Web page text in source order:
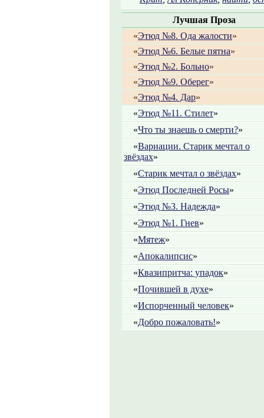
Лучшая Проза
«Этюд №8. Ода жалости»
«Этюд №6. Белые пятна»
«Этюд №2. Больно»
«Этюд №9. Оберег»
«Этюд №4. Дар»
«Этюд №11. Стилет»
«Что ты знаешь о смерти?»
«Вариации. Старик мечтал о
звёздах»
«Старик мечтал о звёздах»
«Этюд Последней Росы»
«Этюд №3. Надежда»
«Этюд №1. Гнев»
«Мятеж»
«Апокалипсис»
«Квазипритча: упадок»
«Почившей в духе»
«Испорченный человек»
«Добро пожаловать!»